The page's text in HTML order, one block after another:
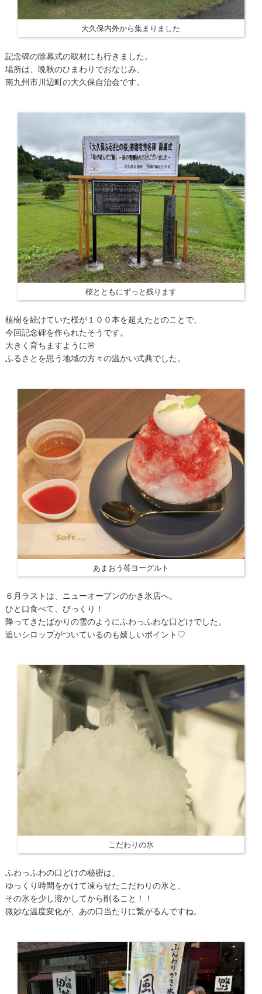
大久保内外から集まりました
記念碑の除幕式の取材にも行きました。
場所は、晩秋のひまわりでおなじみ、
南九州市川辺町の大久保自治会です。
桜とともにずっと残ります
植樹を続けていた桜が１００本を超えたとのことで、
今回記念碑を作られたそうです。
大きく育ちますように🌸
ふるさとを思う地域の方々の温かい式典でした。
あまおう苺ヨーグルト
６月ラストは、ニューオープンのかき氷店へ。
ひと口食べて、びっくり！
降ってきたばかりの雪のようにふわっふわな口どけでした。
追いシロップがついているのも嬉しいポイント♡
こだわりの氷
ふわっふわの口どけの秘密は、
ゆっくり時間をかけて凍らせたこだわりの氷と、
その氷を少し溶かしてから削ること！！
微妙な温度変化が、あの口当たりに繋がるんですね。